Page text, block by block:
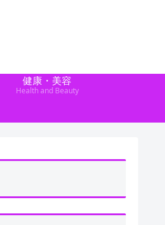
健康・美容
Health and Beauty